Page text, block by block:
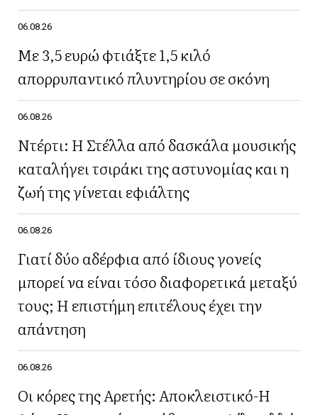
06.08.26
Με 3,5 ευρώ φτιάξτε 1,5 κιλό
απορρυπαντικό πλυντηρίου σε σκόνη
06.08.26
Ντέρτι: Η Στέλλα από δασκάλα μουσικής
καταλήγει τσιράκι της αστυνομίας και η
ζωή της γίνεται εφιάλτης
06.08.26
Γιατί δύο αδέρφια από ίδιους γονείς
μπορεί να είναι τόσο διαφορετικά μεταξύ
τους; Η επιστήμη επιτέλους έχει την
απάντηση
06.08.26
Οι κόρες της Αρετής: Αποκλειστικό-Η